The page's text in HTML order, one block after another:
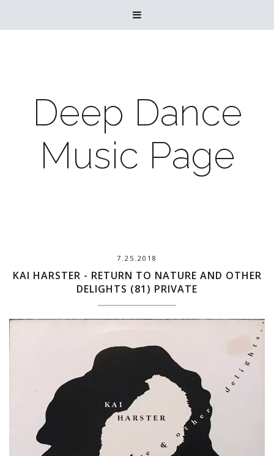

Deep Dance
Music Page
7.25.2018
KAI HARSTER - RETURN TO NATURE AND OTHER
DELIGHTS (81) PRIVATE